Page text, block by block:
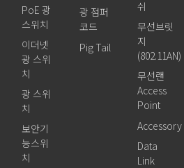
PoE 광
스위치
이더넷
광 스위
치
광 스위
치
보안기
능스위
치
광 점퍼
코드
Pig Tail
쉬
무선브릿
지
(802.11AN)
무선랜
Access
Point
Accessory
Data
Link